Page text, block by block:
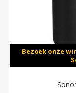
Bezoek onze